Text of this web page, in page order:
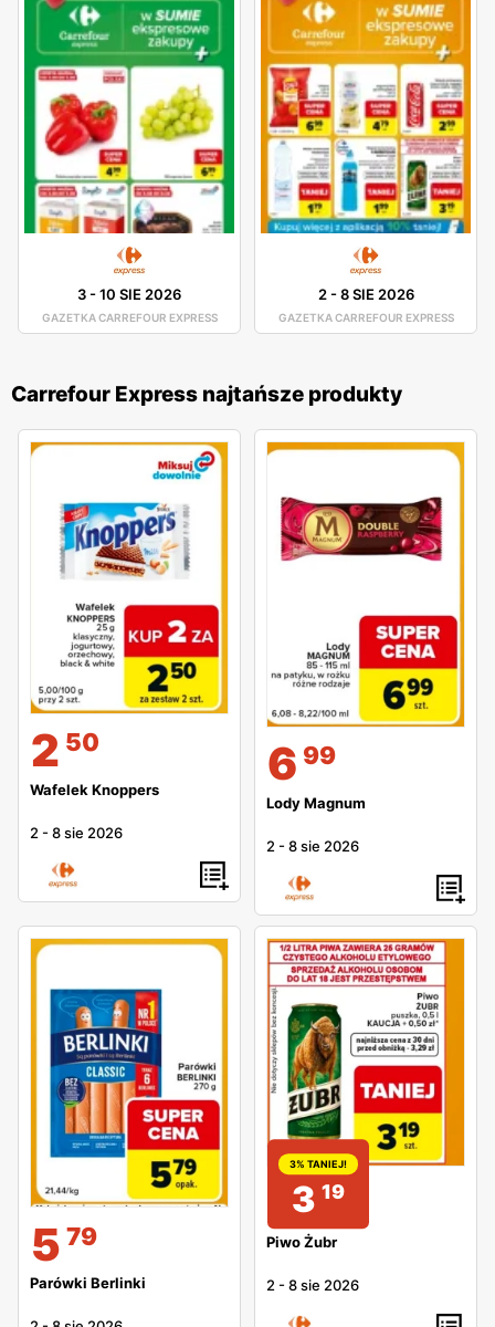
3-10 SIE 2026
GAZETKA CARREFOUR EXPRESS
2-8 SIE 2026
GAZETKA CARREFOUR EXPRESS
Carrefour Express najtańsze produkty
2 50
Wafelek Knoppers
2 -8 sie 2026
6 99
Lody Magnum
2 -8 sie 2026
5 79
Parówki Berlinki
3% TANIEJ!
3 19
Piwo Żubr
2 -8 sie 2026